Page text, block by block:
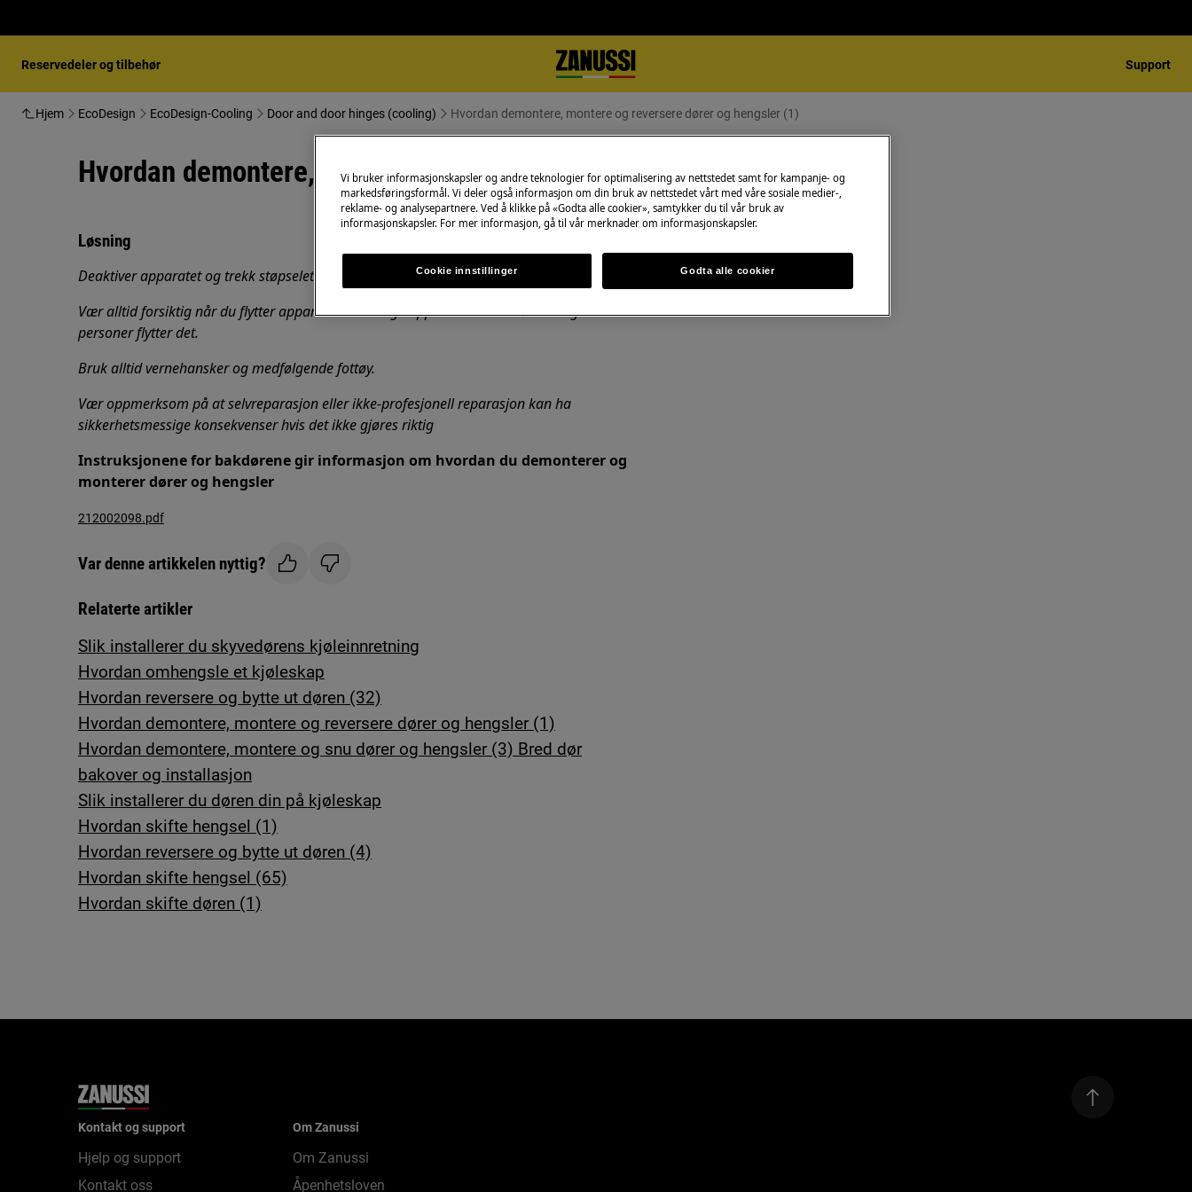
Reservedeler og tilbehør Support
Hjem EcoDesign EcoDesign-Cooling Door and door hinges (cooling) Hvordan demontere, montere og reversere dører og hengsler (1)
Hvordan demontere, montere og reversere dører og hengsler (1)
Løsning
Deaktiver apparatet og trekk støpselet ut av stikkontaktenfør vedlikeholdsarbeid
Vær alltid forsiktig når du flytter apparater. For tunge apparater er det nødvendig at to
personer flytter det.
Bruk alltid vernehansker og medfølgende fottøy.
Vær oppmerksom på at selvreparasjon eller ikke-profesjonell reparasjon kan ha
sikkerhetsmessige konsekvenser hvis det ikke gjøres riktig
Instruksjonene for bakdørene gir informasjon om hvordan du demonterer og
monterer dører og hengsler
212002098.pdf
Var denne artikkelen nyttig?
Relaterte artikler
Slik installerer du skyvedørens kjøleinnretning
Hvordan omhengsle et kjøleskap
Hvordan reversere og bytte ut døren (32)
Hvordan demontere, montere og reversere dører og hengsler (1)
Hvordan demontere, montere og snu dører og hengsler (3) Bred dør
bakover og installasjon
Slik installerer du døren din på kjøleskap
Hvordan skifte hengsel (1)
Hvordan reversere og bytte ut døren (4)
Hvordan skifte hengsel (65)
Hvordan skifte døren (1)
Kontakt og support
Hjelp og support
Kontakt oss
Om Zanussi
Om Zanussi
Åpenhetsloven
Vi bruker informasjonskapsler og andre teknologier for optimalisering av nettstedet samt for kampanje- og
markedsføringsformål. Vi deler også informasjon om din bruk av nettstedet vårt med våre sosiale medier-,
reklame- og analysepartnere. Ved å klikke på «Godta alle cookier», samtykker du til vår bruk av
informasjonskapsler. For mer informasjon, gå til vår merknader om informasjonskapsler.
Cookie innstillinger Godta alle cookier